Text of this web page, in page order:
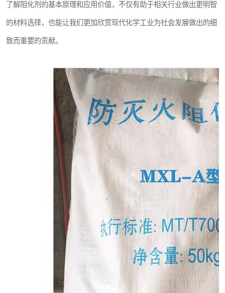
了解阻化剂的基本原理和应用价值，不仅有助于相关行业做出更明智
的材料选择，也能让我们更加欣赏现代化学工业为社会发展做出的细
致而重要的贡献。